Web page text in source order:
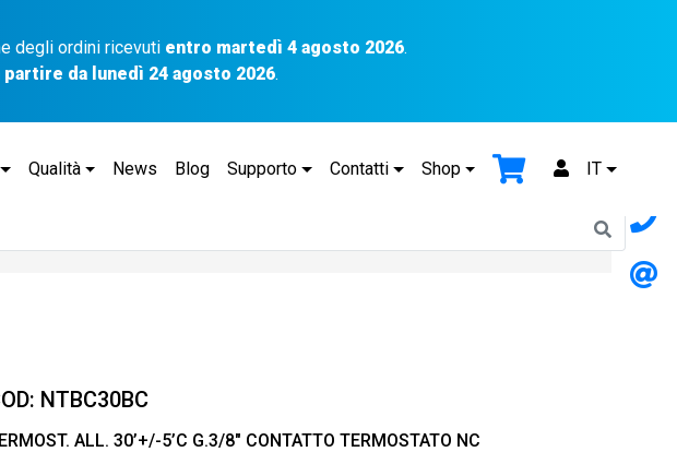
degli ordini ricevuti entro martedì 4 agosto 2026.
partire da lunedì 24 agosto 2026.
Qualità News Blog Supporto Contatti Shop IT
NTBC30BC
ALL. 30’+/-5’C G.3/8″ CONTATTO TERMOSTATO NC